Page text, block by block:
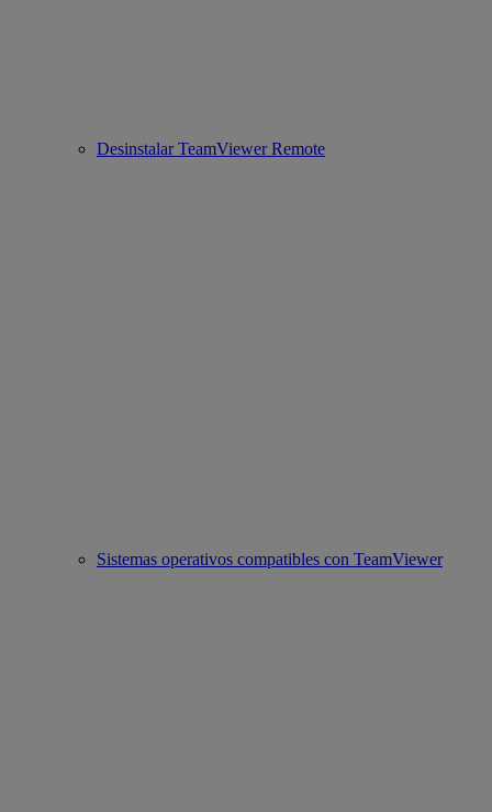
Desinstalar TeamViewer Remote
Sistemas operativos compatibles con TeamViewer